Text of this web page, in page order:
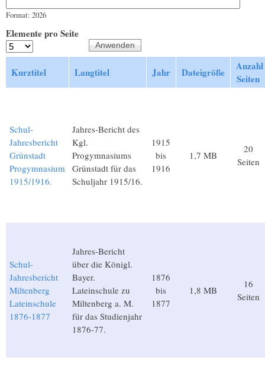
Format: 2026
Elemente pro Seite
Kurztitel Langtitel Jahr Dateigröße
Anzahl
Seiten
Schul-
Jahresbericht
Grünstadt
Progymnasium
1915/1916.
Jahres-Bericht des
Kgl.
Progymnasiums
Grünstadt für das
Schuljahr 1915/16.
1915
bis
1916
1,7 MB
20
Seiten
Schul-
Jahresbericht
Miltenberg
Lateinschule
1876-1877
Jahres-Bericht
über die Königl.
Bayer.
Lateinschule zu
Miltenberg a. M.
für das Studienjahr
1876-77.
1876
bis
1877
1,8 MB
16
Seiten